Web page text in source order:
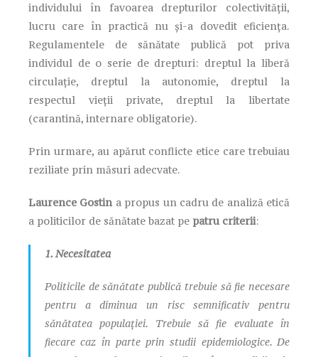
individului în favoarea drepturilor colectivității,
lucru care în practică nu și-a dovedit eficiența.
Regulamentele de sănătate publică pot priva
individul de o serie de drepturi: dreptul la liberă
circulație, dreptul la autonomie, dreptul la
respectul vieții private, dreptul la libertate
(carantină, internare obligatorie).
Prin urmare, au apărut conflicte etice care trebuiau
reziliate prin măsuri adecvate.
Laurence Gostin a propus un cadru de analiză etică
a politicilor de sănătate bazat pe patru criterii:
1. Necesitatea
Politicile de sănătate publică trebuie să fie necesare
pentru a diminua un risc semnificativ pentru
sănătatea populației. Trebuie să fie evaluate în
fiecare caz în parte prin studii epidemiologice. De